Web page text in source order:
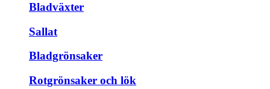
Bladväxter
Sallat
Bladgrönsaker
Rotgrönsaker och lök